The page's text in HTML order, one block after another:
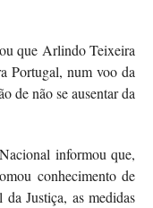
que Arlindo Teixeira
Portugal, num voo da
de não se ausentar da
informou que,
conhecimento de
Justiça, as medidas